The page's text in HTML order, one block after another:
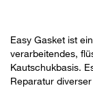
Easy Gasket ist
verarbeitendes,
Kautschukbasis.
Reparatur